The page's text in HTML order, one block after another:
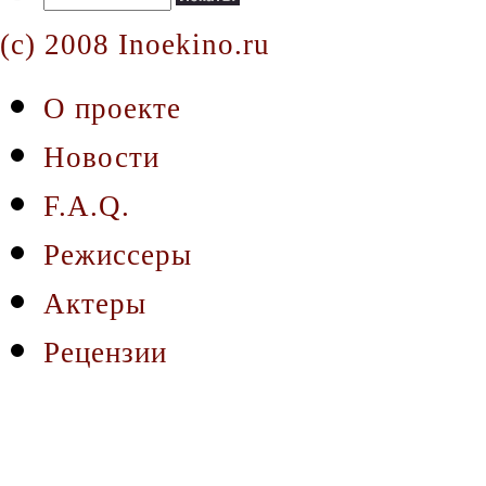
(c) 2008 Inoekino.ru
О проекте
Новости
F.A.Q.
Режиссеры
Актеры
Рецензии